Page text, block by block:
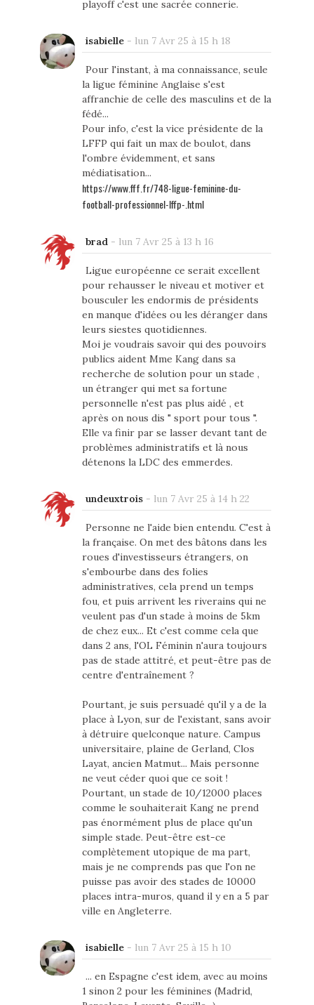
playoff c'est une sacrée connerie.
isabielle- lun 7 Avr 25 à 15 h 18
Pour l'instant, à ma connaissance, seule
la ligue féminine Anglaise s'est
affranchie de celle des masculins et de la
fédé...
Pour info, c'est la vice présidente de la
LFFP qui fait un max de boulot, dans
l'ombre évidemment, et sans
médiatisation...
https://www.fff.fr/748-ligue-feminine-du-
football-professionnel-lffp-.html
brad- lun 7 Avr 25 à 13 h 16
Ligue européenne ce serait excellent
pour rehausser le niveau et motiver et
bousculer les endormis de présidents
en manque d'idées ou les déranger dans
leurs siestes quotidiennes.
Moi je voudrais savoir qui des pouvoirs
publics aident Mme Kang dans sa
recherche de solution pour un stade ,
un étranger qui met sa fortune
personnelle n'est pas plus aidé , et
après on nous dis " sport pour tous ".
Elle va finir par se lasser devant tant de
problèmes administratifs et là nous
détenons la LDC des emmerdes.
undeuxtrois- lun 7 Avr 25 à 14 h 22
Personne ne l'aide bien entendu. C'est à
la française. On met des bâtons dans les
roues d'investisseurs étrangers, on
s'embourbe dans des folies
administratives, cela prend un temps
fou, et puis arrivent les riverains qui ne
veulent pas d'un stade à moins de 5km
de chez eux... Et c'est comme cela que
dans 2 ans, l'OL Féminin n'aura toujours
pas de stade attitré, et peut-être pas de
centre d'entraînement ?
Pourtant, je suis persuadé qu'il y a de la
place à Lyon, sur de l'existant, sans avoir
à détruire quelconque nature. Campus
universitaire, plaine de Gerland, Clos
Layat, ancien Matmut... Mais personne
ne veut céder quoi que ce soit !
Pourtant, un stade de 10/12000 places
comme le souhaiterait Kang ne prend
pas énormément plus de place qu'un
simple stade. Peut-être est-ce
complètement utopique de ma part,
mais je ne comprends pas que l'on ne
puisse pas avoir des stades de 10000
places intra-muros, quand il y en a 5 par
ville en Angleterre.
isabielle- lun 7 Avr 25 à 15 h 10
... en Espagne c'est idem, avec au moins
1 sinon 2 pour les féminines (Madrid,